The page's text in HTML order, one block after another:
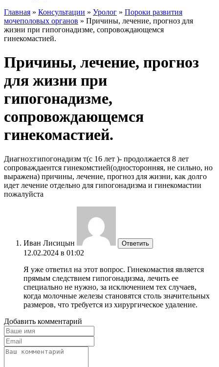
Главная » Консультации » Уролог » Пороки развития
мочеполовых органов » Причины, лечение, прогноз для
жизни при гипогонадизме, сопровождающемся
гинекомастией.
Причины, лечение, прогноз
для жизни при
гипогонадизме,
сопровождающемся
гинекомастией.
Диагноз:гипогонадизм т(с 16 лет )- продолжается 8 лет
сопроваждаентся гинекомстией(односторонняя, не сильно, но
выражена) причины, лечение, прогноз для жизни, как долго
идет лечение отдельно для гипогонадизма и гинекомастии
пожалуйста
Иван Лисицын Ответить
12.02.2024 в 01:02
Я уже ответил на этот вопрос. Гинекомастия является
прямым следствием гипогонадизма, лечить ее
специально не нужно, за исключением тех случаев,
когда молочные железы становятся столь значительных
размеров, что требуется из хирургическое удаление.
Добавить комментарий